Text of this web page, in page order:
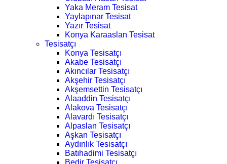
Yaka Meram Tesisat
Yaylapınar Tesisat
Yazır Tesisat
Konya Karaaslan Tesisat
Tesisatçı
Konya Tesisatçı
Akabe Tesisatçı
Akıncılar Tesisatçı
Akşehir Tesisatçı
Akşemsettin Tesisatçı
Alaaddin Tesisatçı
Alakova Tesisatçı
Alavardı Tesisatçı
Alpaslan Tesisatçı
Aşkan Tesisatçı
Aydınlık Tesisatçı
Batıhadimi Tesisatçı